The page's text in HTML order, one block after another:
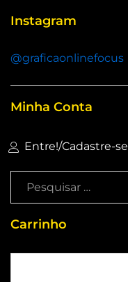
Instagram
@graficaonlinefocus
Minha Conta
Entre!/Cadastre-se
Carrinho